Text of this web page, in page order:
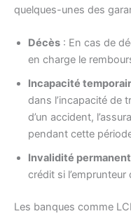
quelques-unes des
Décès : En cas de
en charge le
Incapacité
dans l’incapacité de
d’un accident,
pendant cette
Invalidité
crédit si
Les banques comme